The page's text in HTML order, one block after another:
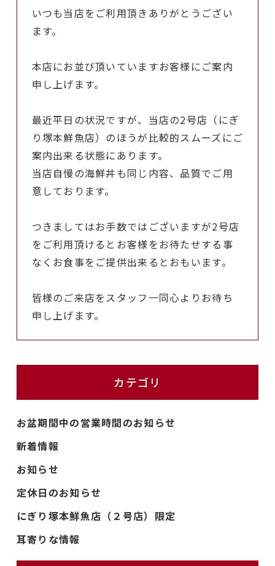
いつも当店をご利用頂きありがとうござい
ます。
本店にお並び頂いていますお客様にご案内
申し上げます。
最近平日の状況ですが、当店の2号店（にぎ
り塚本鮮魚店）のほうが比較的スムーズにご
案内出来る状態にあります。
当店自慢の海鮮丼も同じ内容、品質でご用
意しております。
つきましてはお手数ではございますが2号店
をご利用頂けるとお客様をお待たせする事
なくお食事をご提供出来るとおもいます。
皆様のご来店をスタッフ一同心よりお待ち
申し上げます。
カテゴリ
お盆期間中の営業時間のお知らせ
新着情報
お知らせ
定休日のお知らせ
にぎり塚本鮮魚店（２号店）限定
耳寄りな情報